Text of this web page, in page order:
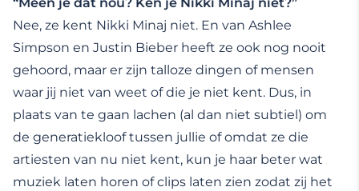
Nee, ze kent Nikki Minaj niet. En van Ashlee
Simpson en Justin Bieber heeft ze ook nog nooit
gehoord, maar er zijn talloze dingen of mensen
waar jij niet van weet of die je niet kent. Dus, in
plaats van te gaan lachen (al dan niet subtiel) om
de generatiekloof tussen jullie of omdat ze die
artiesten van nu niet kent, kun je haar beter wat
muziek laten horen of clips laten zien zodat zij het